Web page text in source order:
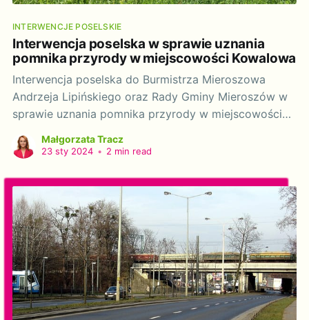
INTERWENCJE POSELSKIE
Interwencja poselska w sprawie uznania
pomnika przyrody w miejscowości Kowalowa
Interwencja poselska do Burmistrza Mieroszowa
Andrzeja Lipińskiego oraz Rady Gminy Mieroszów w
sprawie uznania pomnika przyrody w miejscowości
Radne i Radni Gminy Mieroszów, Działając na
wykonywaniu mandatu posła i senatora (t. Dz. U.
2018
Małgorzata Tracz
23 sty 2024 • 2 min read